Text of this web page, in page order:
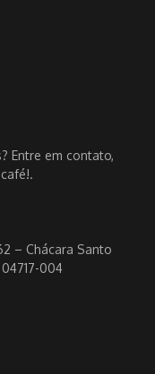
Entre em contato,
– Chácara Santo
004